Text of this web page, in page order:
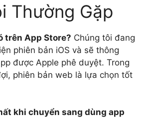
Thường Gặp
trên App Store? Chúng tôi đang
phiên bản iOS và sẽ thông
được Apple phê duyệt. Trong
phiên bản web là lựa chọn tốt
khi chuyển sang dùng app